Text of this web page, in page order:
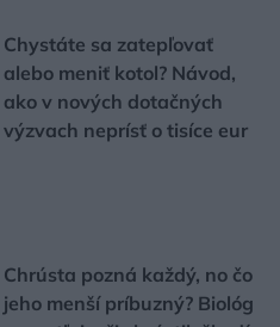
Chystáte sa zatepľovať
alebo meniť kotol? Návod,
ako v nových dotačných
výzvach neprísť o tisíce eur
Chrústa pozná každý, no čo
jeho menší príbuzný? Biológ